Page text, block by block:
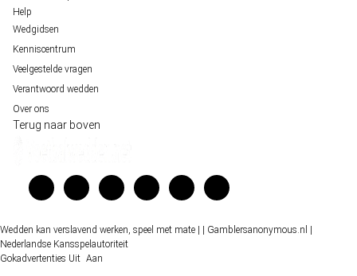
Help
Wedgidsen
Kenniscentrum
Veelgestelde vragen
Verantwoord wedden
Over ons
Terug naar boven
Wedden kan verslavend werken, speel met mate | | Gamblersanonymous.nl
Nederlandse Kansspelautoriteit
Gokadvertenties Uit Aan